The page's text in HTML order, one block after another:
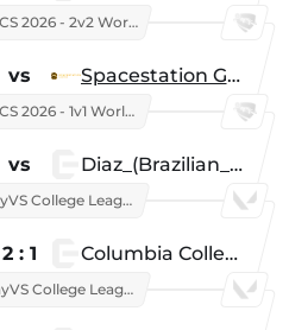
RLCS 2026 - 2v2 World Championship
vs Spacestation Gaming
RLCS 2026 - 1v1 World Championship
vs Diaz_(Brazilian_Player)
PlayVS College League 2025: Fall
2 : 1 Columbia College
PlayVS College League 2025: Fall